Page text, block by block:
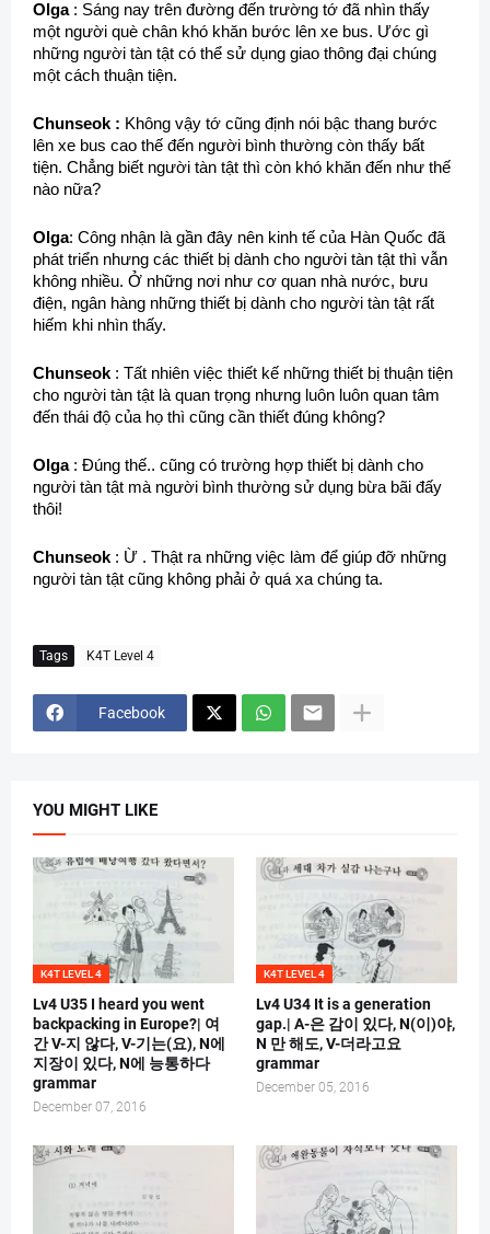
Olga : Sáng nay trên đường đến trường tớ đã nhìn thấy
một người què chân khó khăn bước lên xe bus. Ước gì
những người tàn tật có thể sử dụng giao thông đại chúng
một cách thuận tiện.
Chunseok : Không vậy tớ cũng định nói bậc thang bước
lên xe bus cao thế đến người bình thường còn thấy bất
tiện. Chẳng biết người tàn tật thì còn khó khăn đến như thế
nào nữa?
Olga: Công nhận là gần đây nên kinh tế của Hàn Quốc đã
phát triển nhưng các thiết bị dành cho người tàn tật thì vẫn
không nhiều. Ở những nơi như cơ quan nhà nước, bưu
điện, ngân hàng những thiết bị dành cho người tàn tật rất
hiếm khi nhìn thấy.
Chunseok: Tất nhiên việc thiết kế những thiết bị thuận tiện
cho người tàn tật là quan trọng nhưng luôn luôn quan tâm
đến thái độ của họ thì cũng cần thiết đúng không?
Olga: Đúng thế.. cũng có trường hợp thiết bị dành cho
người tàn tật mà người bình thường sử dụng bừa bãi đấy
thôi!
Chunseok: Ừ . Thật ra những việc làm để giúp đỡ những
người tàn tật cũng không phải ở quá xa chúng ta.
Tags K4T Level 4
Facebook
YOU MIGHT LIKE
K4T LEVEL 4
Lv4 U35 I heard you went
backpacking in Europe?| 여
간 V-지 않다, V-기는(요), N에
지장이 있다, N에 능통하다
grammar
December 07, 2016
K4T LEVEL 4
Lv4 U34 It is a generation
gap.| A-은 감이 있다, N(이)야,
N 만 해도, V-더라고요
grammar
December 05, 2016